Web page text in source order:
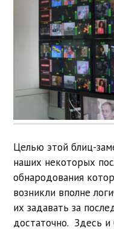
Целью этой блиц-
наших некоторых
обнародования
возникли вполне
их задавать за
достаточно. Здесь